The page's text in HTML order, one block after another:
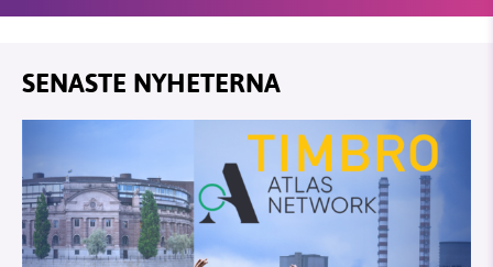
SENASTE NYHETERNA